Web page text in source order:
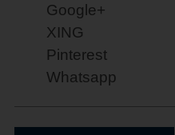
Google+
XING
Pinterest
Whatsapp